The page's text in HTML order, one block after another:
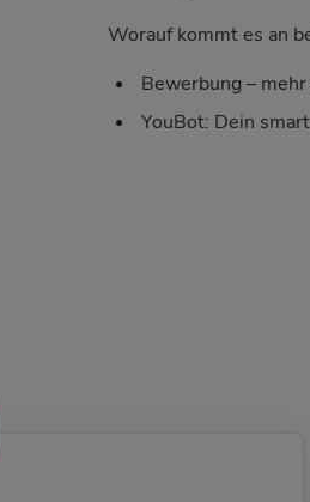
Worauf kommt es an
Bewerbung –
YouBot: Dein